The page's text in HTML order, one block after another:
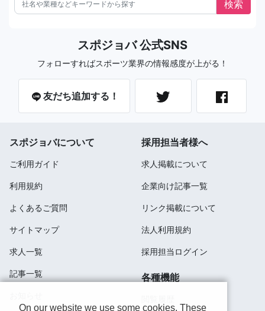
スポジョバ 公式SNS
フォローすればスポーツ業界の情報感度が上がる！
友だち追加する！
スポジョバについて
ご利用ガイド
利用規約
よくあるご質問
サイトマップ
求人一覧
記事一覧
採用担当者様へ
求人掲載について
企業向け記事一覧
リンク掲載について
法人利用規約
採用担当ログイン
各種機能
On our website we use some cookies. These